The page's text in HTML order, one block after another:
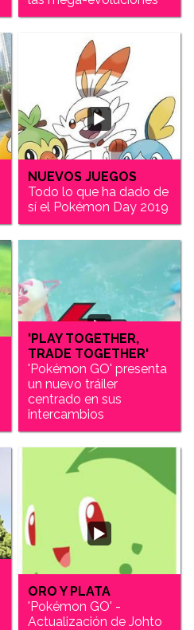
NUEVOS JUEGOS
Todo lo que ha dado de
sí el Pokémon Day 2019
'PLAY TOGETHER,
TRADE TOGETHER'
'Pokémon GO' presenta
un nuevo tráiler
centrado en sus
intercambios
ORO Y PLATA
'Pokémon GO' -
Actualización de Johto